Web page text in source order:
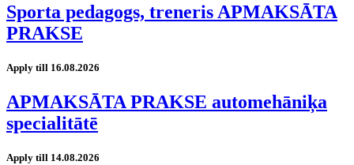
Sporta pedagogs, treneris APMAKSĀTA
PRAKSE
Apply till 16.08.2026
APMAKSĀTA PRAKSE automehāniķa
specialitātē
Apply till 14.08.2026